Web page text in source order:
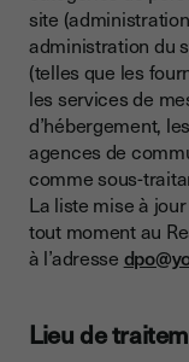
site
administration du
(telles que les
les services de
d’hébergement,
agences de
comme sous-
La liste mise à
tout moment au
à l’adresse
Lieu de